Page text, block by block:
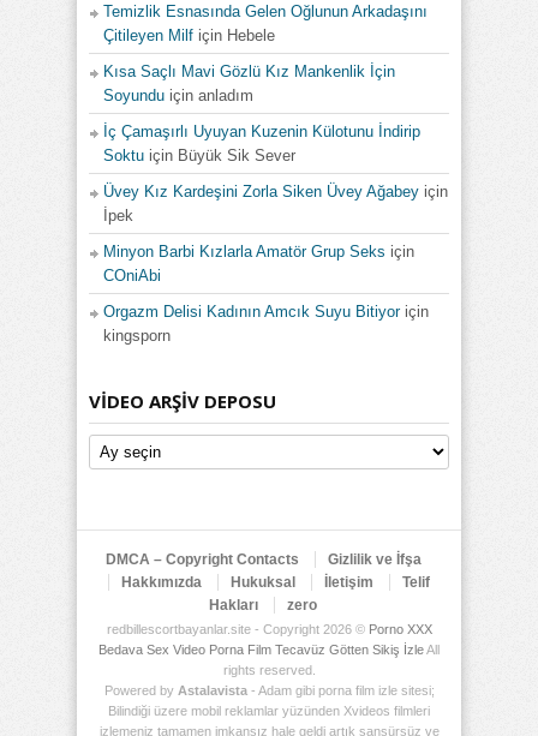
Temizlik Esnasında Gelen Oğlunun Arkadaşını
Çitileyen Milf için Hebele
Kısa Saçlı Mavi Gözlü Kız Mankenlik İçin
Soyundu için anladım
İç Çamaşırlı Uyuyan Kuzenin Külotunu İndirip
Soktu için Büyük Sik Sever
Üvey Kız Kardeşini Zorla Siken Üvey Ağabey için
İpek
Minyon Barbi Kızlarla Amatör Grup Seks için
COniAbi
Orgazm Delisi Kadının Amcık Suyu Bitiyoriçin
kingsporn
VIDEO ARŞIV DEPOSU
Video
Arşiv
DMCA – Copyright Contacts
Gizlilik ve İfşa
Hakkımızda
Hukuksal İletişim
Telif
Hakları
zero
redbillescortbayanlar.site - Copyright 2026 © Porno XXX
Bedava Sex Video Porna Film Tecavüz Götten Sikiş İzleAll
rights reserved.
Powered by Astalavista- Adam gibi porna film izle sitesi;
Bilindiği üzere mobil reklamlar yüzünden Xvideos filmleri
izlemeniz tamamen imkansız hale geldi artık sansürsüz ve